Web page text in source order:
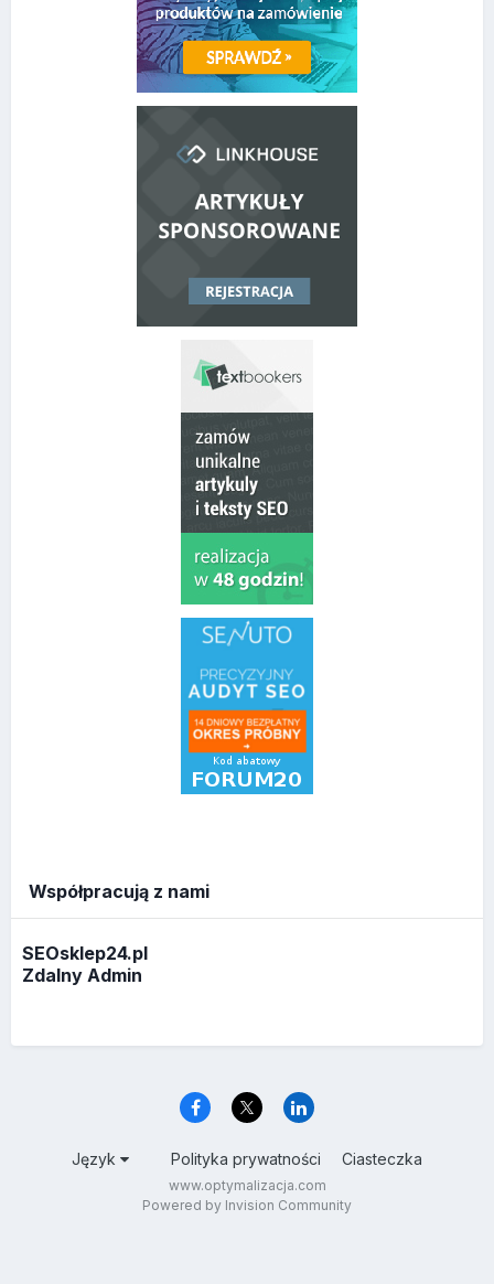
Współpracują z nami
SEOsklep24.pl
Zdalny Admin
Język Polityka prywatności Ciasteczka
www.optymalizacja.com
Powered by Invision Community